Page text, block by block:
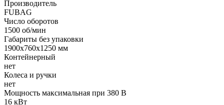
Производитель
FUBAG
Число оборотов
1500 об/мин
Габариты без упаковки
1900х760х1250 мм
Контейнерный
нет
Колеса и ручки
нет
Мощность максимальная при 380 В
16 кВт